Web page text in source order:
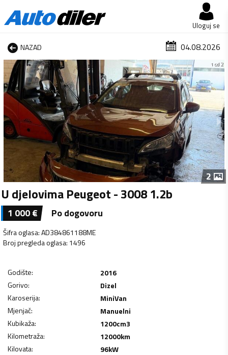
Uloguj se
NAZAD 04.08.2026
1 od 2
2
U djelovima Peugeot - 3008 1.2b
1 000€ Po dogovoru
Šifra oglasa:AD384861188ME
Broj pregleda oglasa: 1496
Godište:
2016
Gorivo:
Dizel
Karoserija:
MiniVan
Mjenjač:
Manuelni
Kubikaža: 1200cm3
Kilometraža: 12000km
Kilovata: 96kW